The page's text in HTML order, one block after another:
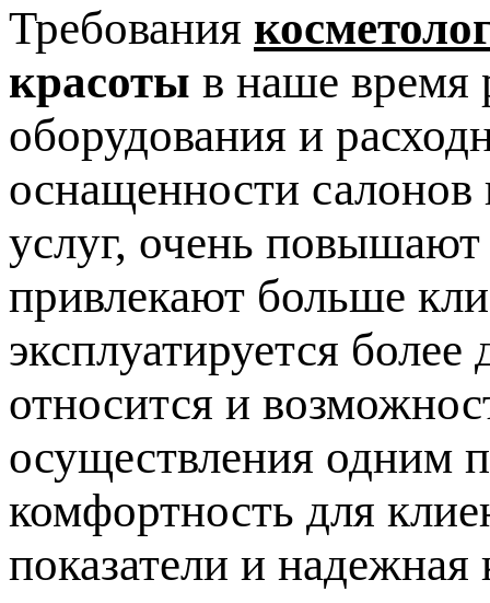
Требования
красоты в наше время
оборудования и
оснащенности салонов
услуг, очень
привлекают больше
эксплуатируется
относится и
осуществления одним
комфортность для
показатели и надежная